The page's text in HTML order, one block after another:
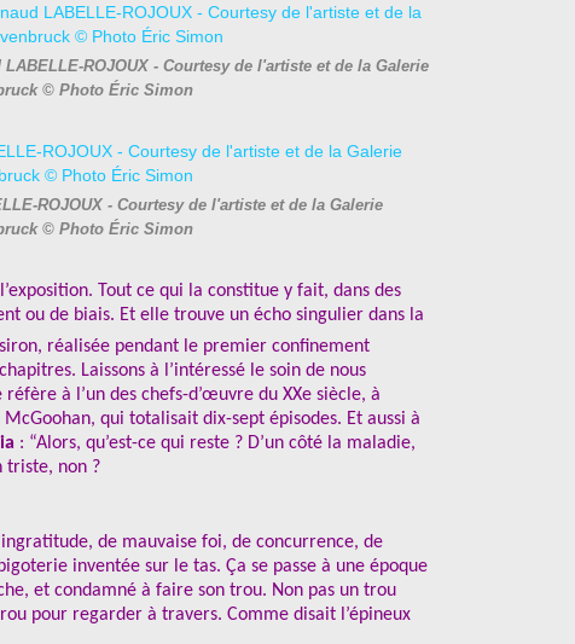
ROJOUX - Courtesy de l'artiste et de la Galerie
© Photo Éric Simon
ROJOUX - Courtesy de l'artiste et de la Galerie
© Photo Éric Simon
Tout ce qui la constitue y fait, dans des
ou de biais. Et elle trouve un écho singulier dans la
réalisée pendant le premier confinement
Laissons à l’intéressé le soin de nous
à l’un des chefs-d’œuvre du XXe siècle, à
qui totalisait dix-sept épisodes. Et aussi à
: “Alors, qu’est-ce qui reste ? D’un côté la maladie,
triste, non ?
de mauvaise foi, de concurrence, de
inventée sur le tas. Ça se passe à une époque
et condamné à faire son trou. Non pas un trou
pour regarder à travers. Comme disait l’épineux